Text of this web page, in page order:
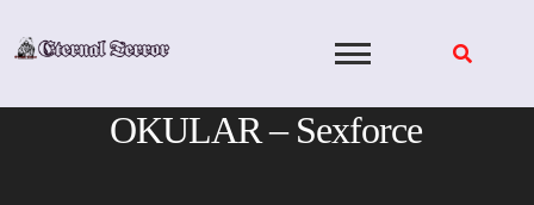
OKULAR – Sexforce